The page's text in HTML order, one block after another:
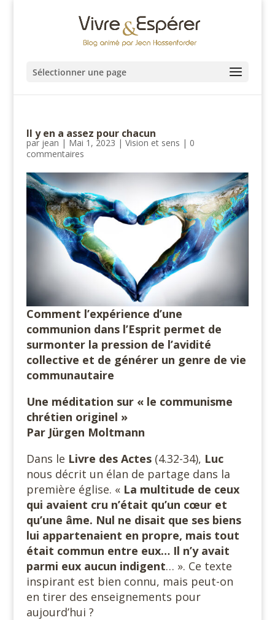
Sélectionner une page
Il y en a assez pour chacun
par jean | Mai 1, 2023 | Vision et sens | 0
commentaires
Comment l’expérience d’une
communion dans l’Esprit permet de
surmonter la pression de l’avidité
collective et de générer un genre de vie
communautaire
Une méditation sur « le communisme
chrétien originel »
Par Jürgen Moltmann
Dans le Livre des Actes(4.32-34), Luc
nous décrit un élan de partage dans la
première église. « La multitude de ceux
qui avaient cru n’était qu’un cœur et
qu’une âme. Nul ne disait que ses biens
lui appartenaient en propre, mais tout
était commun entre eux… Il n’y avait
parmi eux aucun indigent… ». Ce texte
inspirant est bien connu, mais peut-on
en tirer des enseignements pour
aujourd’hui ?